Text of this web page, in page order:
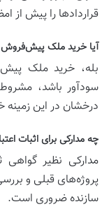
قراردادها را پیش
آیا خرید ملک پیش‌فروش
سودآور باشد،
درخشان در این زمینه
چه مدارکی برای اثبات
پروژه‌های قبلی و
سازنده ضروری است.